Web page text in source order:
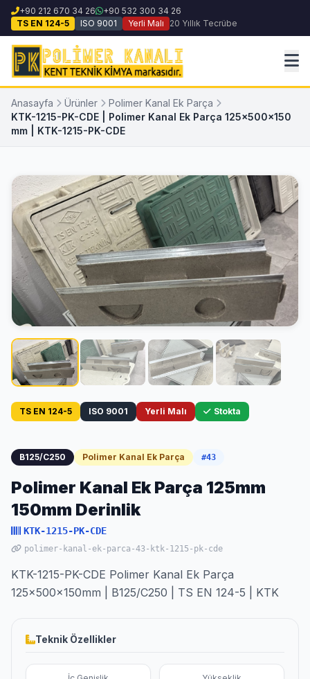
+90 212 670 34 26
+90 532 300 34 26
TS EN 124-5
ISO 9001 Yerli Malı 20 Yıllık Tecrübe
Anasayfa Ürünler
Polimer Kanal Ek Parça
KTK-1215-PK-CDE | Polimer Kanal Ek Parça 125x500x150
mm | KTK-1215-PK-CDE
TS EN 124-5 ISO 9001 Yerli Malı Stokta
B125/C250 Polimer Kanal Ek Parça #43
Polimer Kanal Ek Parça 125mm
150mm Derinlik
KTK-1215-PK-CDE
polimer-kanal-ek-parca-43-ktk-1215-pk-cde
KTK-1215-PK-CDE Polimer Kanal Ek Parça
125x500x150mm | B125/C250 | TS EN 124-5 | KTK
Teknik Özellikler